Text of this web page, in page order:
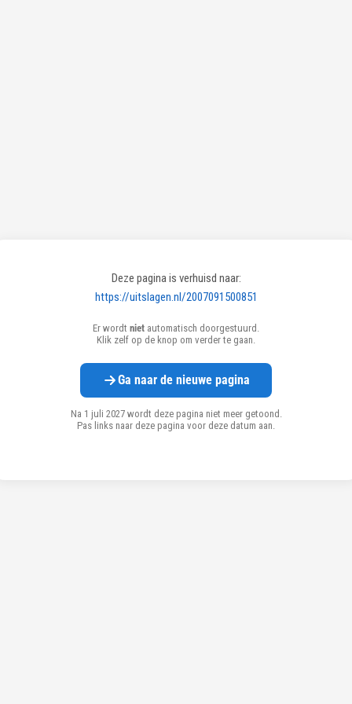
Deze pagina is verhuisd naar:
https://uitslagen.nl/2007091500851
Er wordt niet automatisch doorgestuurd.
Klik zelf op de knop om verder te gaan.
Ga naar de nieuwe pagina
Na 1 juli 2027 wordt deze pagina niet meer getoond.
Pas links naar deze pagina voor deze datum aan.